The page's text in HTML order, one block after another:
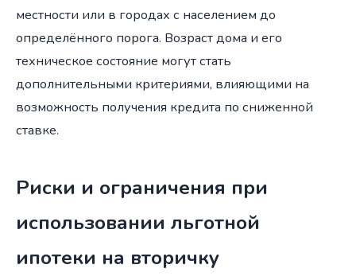
местности или в городах с населением до
определённого порога. Возраст дома и его
техническое состояние могут стать
дополнительными критериями, влияющими на
возможность получения кредита по сниженной
ставке.
Риски и ограничения при
использовании льготной
ипотеки на вторичку